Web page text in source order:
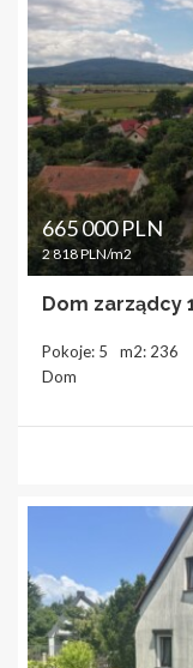
665 000 PLN
2 818 PLN/m2
Pokoje: 5
m2: 236
Dom